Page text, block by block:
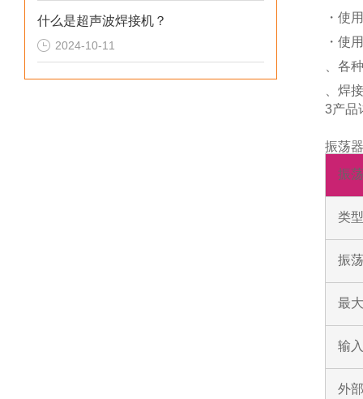
什么是超声波焊接机？
2024-10-11
・使
・使
、各
、焊
3产品
振荡器
振
类型
振
最
输
外